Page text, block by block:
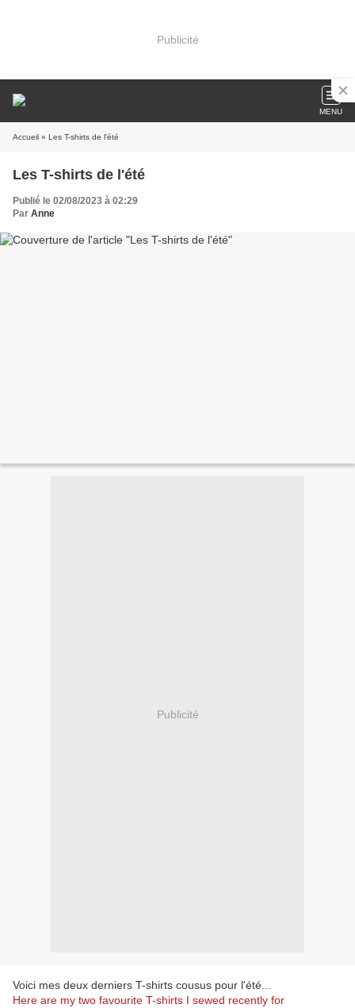
Publicité
MENU
Accueil » Les T-shirts de l'été
Les T-shirts de l'été
Publié le 02/08/2023 à 02:29
Par Anne
Publicité
Voici mes deux derniers T-shirts cousus pour l'été...
Here are my two favourite T-shirts I sewed recently for